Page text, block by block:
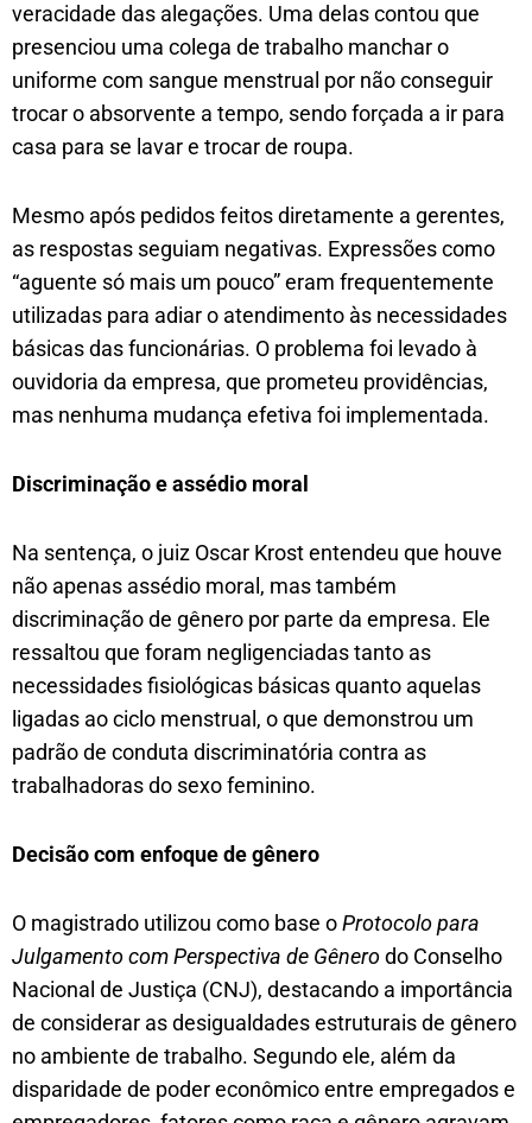
veracidade das alegações. Uma delas contou que
presenciou uma colega de trabalho manchar o
uniforme com sangue menstrual por não conseguir
trocar o absorvente a tempo, sendo forçada a ir para
casa para se lavar e trocar de roupa.
Mesmo após pedidos feitos diretamente a gerentes,
as respostas seguiam negativas. Expressões como
“aguente só mais um pouco” eram frequentemente
utilizadas para adiar o atendimento às necessidades
básicas das funcionárias. O problema foi levado à
ouvidoria da empresa, que prometeu providências,
mas nenhuma mudança efetiva foi implementada.
Discriminação e assédio moral
Na sentença, o juiz Oscar Krost entendeu que houve
não apenas assédio moral, mas também
discriminação de gênero por parte da empresa. Ele
ressaltou que foram negligenciadas tanto as
necessidades fisiológicas básicas quanto aquelas
ligadas ao ciclo menstrual, o que demonstrou um
padrão de conduta discriminatória contra as
trabalhadoras do sexo feminino.
Decisão com enfoque de gênero
O magistrado utilizou como base oProtocolo para
Julgamento com Perspectiva de Gênerodo Conselho
Nacional de Justiça (CNJ), destacando a importância
de considerar as desigualdades estruturais de gênero
no ambiente de trabalho. Segundo ele, além da
disparidade de poder econômico entre empregados e